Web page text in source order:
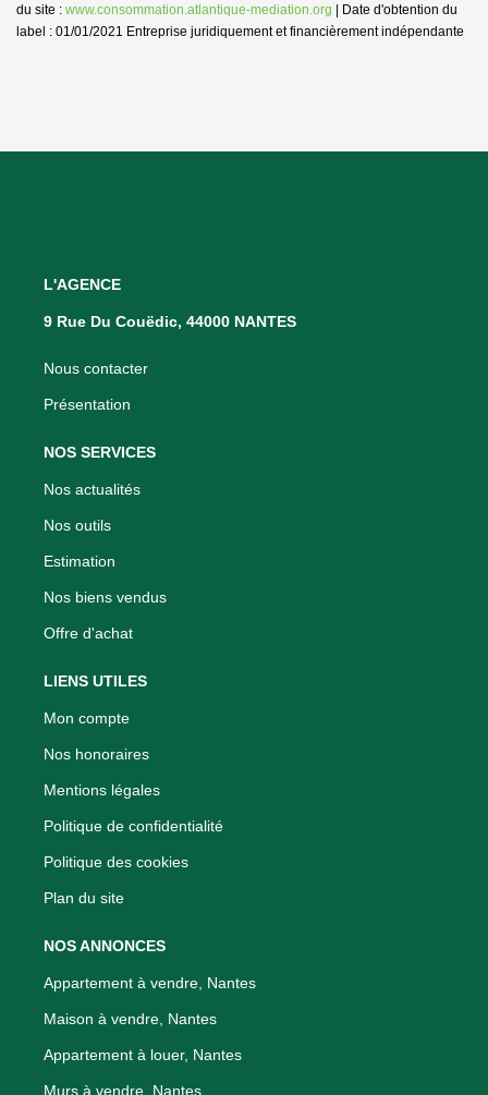
du site : www.consommation.atlantique-mediation.org | Date d'obtention du
label : 01/01/2021 Entreprise juridiquement et financièrement indépendante
L'AGENCE
9 Rue Du Couëdic, 44000 NANTES
Nous contacter
Présentation
NOS SERVICES
Nos actualités
Nos outils
Estimation
Nos biens vendus
Offre d'achat
LIENS UTILES
Mon compte
Nos honoraires
Mentions légales
Politique de confidentialité
Politique des cookies
Plan du site
NOS ANNONCES
Appartement à vendre, Nantes
Maison à vendre, Nantes
Appartement à louer, Nantes
Murs à vendre, Nantes